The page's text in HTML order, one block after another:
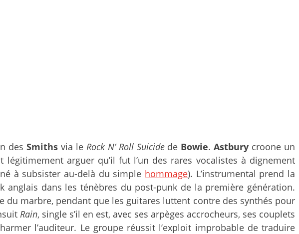
desSmiths via le Rock N’ Roll Suicidede Bowie.Astbury croone un
légitimement arguer qu’il fut l’un des rares vocalistes à dignement
à subsister au-delà du simple hommage). L’instrumental prend la
dans les ténèbres du post-punk de la première génération.
marbre, pendant que les guitares luttent contre des synthés pour
Rain, single s’il en est, avec ses arpèges accrocheurs, ses couplets
l’auditeur. Le groupe réussit l’exploit improbable de traduire